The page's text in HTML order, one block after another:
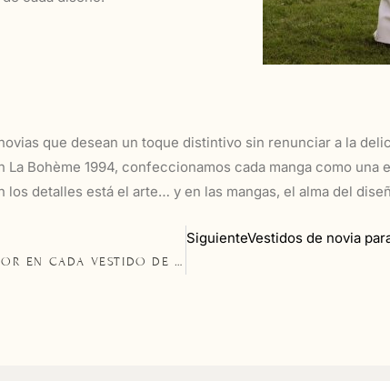
que desean un toque distintivo sin renunciar a la
Bohème 1994, confeccionamos cada manga como
detalles está el arte… y en las mangas, el alma del
LA IMPORTANCIA DEL FORRO: BELLEZA INTERIOR EN CADA VESTIDO DE NOVIA
SiguienteVestidos de novia